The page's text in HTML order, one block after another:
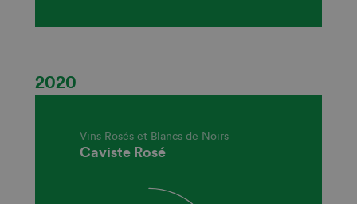
2020
Vins Rosés et Blancs de Noirs
Caviste Rosé